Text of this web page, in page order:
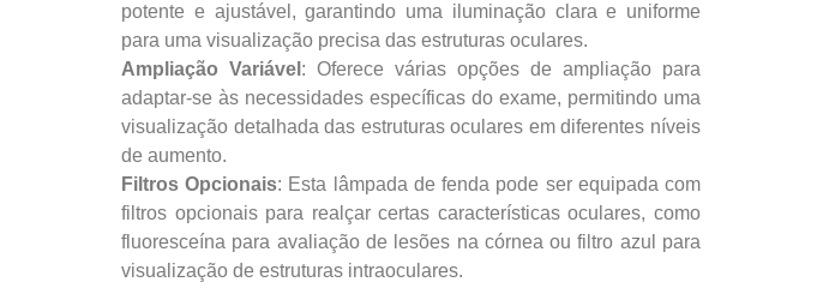
potente e ajustável, garantindo uma iluminação clara e uniforme
para uma visualização precisa das estruturas oculares.
Ampliação Variável : Oferece várias opções de ampliação para
adaptar-se às necessidades específicas do exame, permitindo uma
visualização detalhada das estruturas oculares em diferentes níveis
de aumento.
Filtros Opcionais: Esta lâmpada de fenda pode ser equipada com
filtros opcionais para realçar certas características oculares, como
fluoresceína para avaliação de lesões na córnea ou filtro azul para
visualização de estruturas intraoculares.